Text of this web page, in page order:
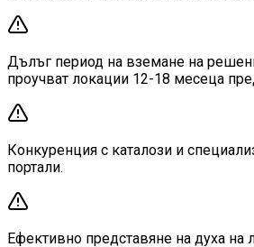
Дълъг период на вземане на
проучват локации 12-18 месеца
Конкуренция с каталози и
портали.
Ефективно представяне на духа на